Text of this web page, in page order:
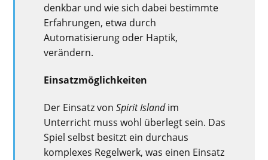
denkbar und wie sich dabei bestimmte
Erfahrungen, etwa durch
Automatisierung oder Haptik,
verändern.
Einsatzmöglichkeiten
Der Einsatz vonSpirit Islandim
Unterricht muss wohl überlegt sein. Das
Spiel selbst besitzt ein durchaus
komplexes Regelwerk, was einen Einsatz